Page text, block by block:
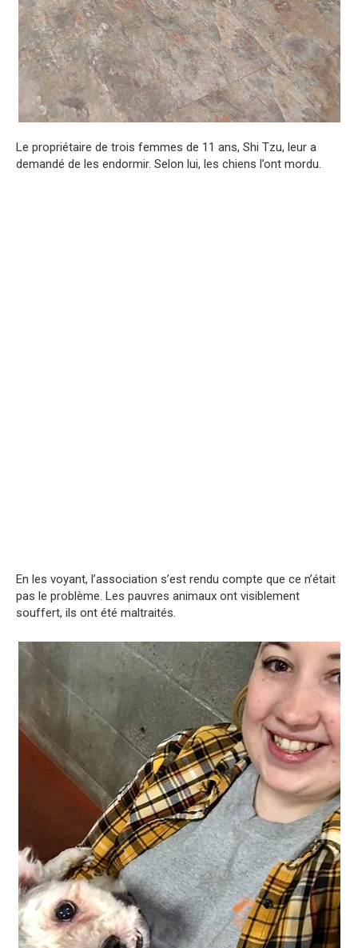
Le propriétaire de trois femmes de 11 ans, Shi Tzu, leur a
demandé de les endormir. Selon lui, les chiens l’ont mordu.
En les voyant, l’association s’est rendu compte que ce n’était
pas le problème. Les pauvres animaux ont visiblement
souffert, ils ont été maltraités.